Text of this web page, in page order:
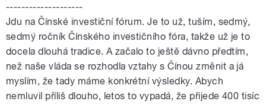
--------------------
Jdu na Čínské investiční fórum. Je to už, tuším, sedmý,
sedmý ročník Čínského investičního fóra, takže už je to
docela dlouhá tradice. A začalo to ještě dávno předtím,
než naše vláda se rozhodla vztahy s Čínou změnit a já
myslím, že tady máme konkrétní výsledky. Abych
nemluvil příliš dlouho, letos to vypadá, že přijede 400 tisíc